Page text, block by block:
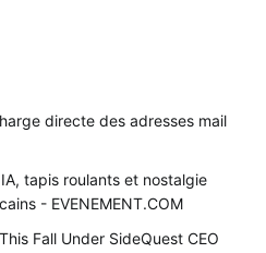
directe des adresses mail
tapis roulants et nostalgie
- EVENEMENT.COM
Fall Under SideQuest CEO